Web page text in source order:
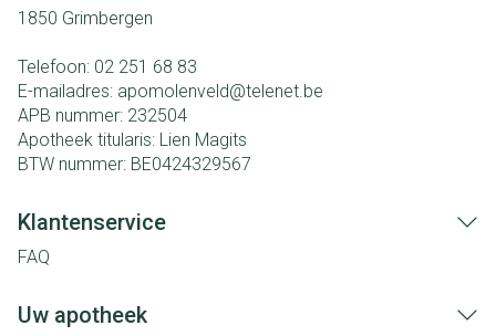
1850 Grimbergen
Telefoon: 02 251 68 83
E-mailadres: apomolenveld@telenet.be
APB nummer: 232504
Apotheek titularis: Lien Magits
BTW nummer: BE0424329567
Klantenservice
FAQ
Uw apotheek